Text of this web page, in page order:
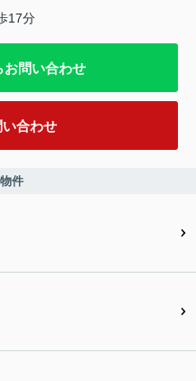
17分
お問い合わせ
い合わせ
件